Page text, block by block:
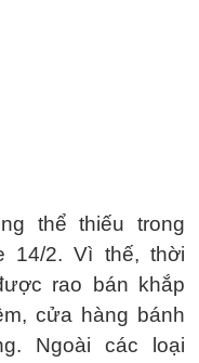
thể thiếu trong
14/2. Vì thế, thời
rao bán khắp
cửa hàng bánh
Ngoài các loại